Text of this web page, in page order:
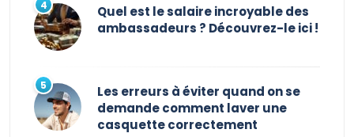
Quel est le salaire incroyable des
ambassadeurs ? Découvrez-le ici !
Les erreurs à éviter quand on se
demande comment laver une
casquette correctement